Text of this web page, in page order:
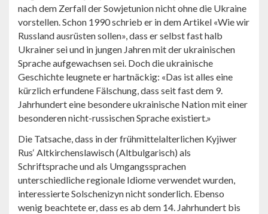
nach dem Zerfall der Sowjetunion nicht ohne die Ukraine
vorstellen. Schon 1990 schrieb er in dem Artikel «Wie wir
Russland ausrüsten sollen», dass er selbst fast halb
Ukrainer sei und in jungen Jahren mit der ukrainischen
Sprache aufgewachsen sei. Doch die ukrainische
Geschichte leugnete er hartnäckig: «Das ist alles eine
kürzlich erfundene Fälschung, dass seit fast dem 9.
Jahrhundert eine besondere ukrainische Nation mit einer
besonderen nicht-russischen Sprache existiert.»
Die Tatsache, dass in der frühmittelalterlichen Kyjiwer
Rus‘ Altkirchenslawisch (Altbulgarisch) als
Schriftsprache und als Umgangssprachen
unterschiedliche regionale Idiome verwendet wurden,
interessierte Solschenizyn nicht sonderlich. Ebenso
wenig beachtete er, dass es ab dem 14. Jahrhundert bis